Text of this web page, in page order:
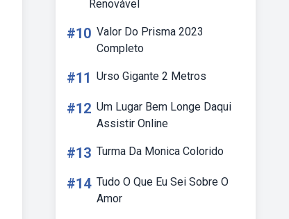
Renovável
#10 Valor Do Prisma 2023
Completo
#11 Urso Gigante 2 Metros
#12 Um Lugar Bem Longe Daqui
Assistir Online
#13 Turma Da Monica Colorido
#14 Tudo O Que Eu Sei Sobre O
Amor